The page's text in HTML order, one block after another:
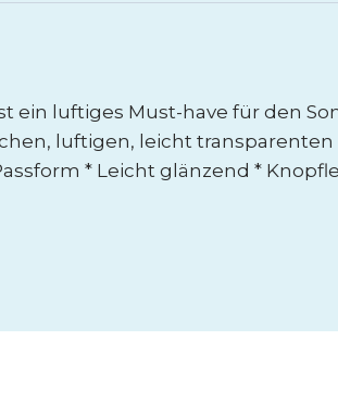
luftiges Must-have für den
luftigen, leicht
* Leicht glänzend *